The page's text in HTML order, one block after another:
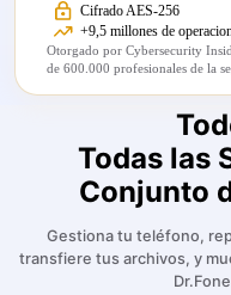
Cifrado AES-256
+9,5 millones de
Otorgado por Cybersecurity
de 600.000 profesionales de la
Todas las
Conjunto
Gestiona tu teléfono,
transfiere tus archivos, y